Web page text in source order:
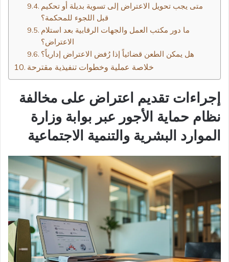
متى يجب تحويل الاعتراض إلى تسوية بديلة أو تحكيم
قبل اللجوء للمحكمة؟
ما دور مكتب العمل والجهات الرقابية بعد استلام
الاعتراض؟
هل يمكن الطعن قضائياً إذا رُفض الاعتراض إدارياً؟
خلاصة عملية وخطوات تنفيذية مقترحة
إجراءات تقديم اعتراض على مخالفة
نظام حماية الأجور عبر بوابة وزارة
الموارد البشرية والتنمية الاجتماعية